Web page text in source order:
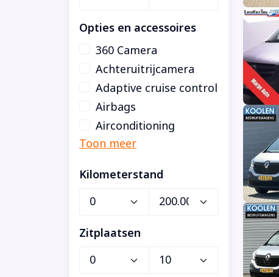
Opties en accessoires
360 Camera
Achteruitrijcamera
Adaptive cruise control
Airbags
Airconditioning
Kilometerstand
Zitplaatsen